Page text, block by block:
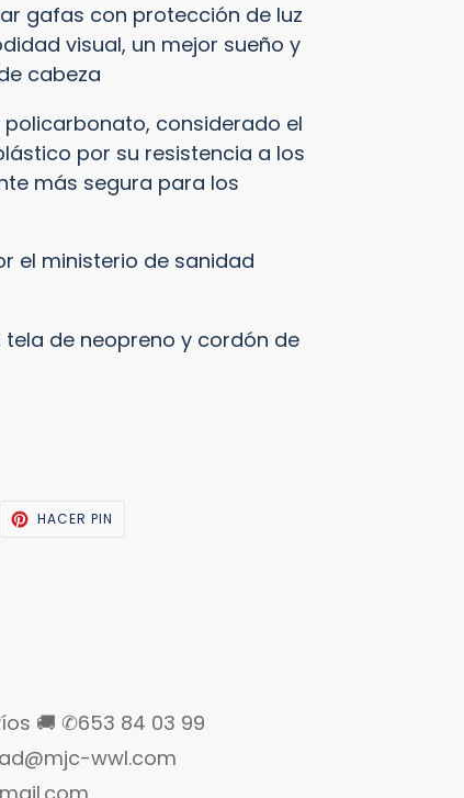
gafas con protección de luz
visual, un mejor sueño y
cabeza
considerado el
por su resistencia a los
más segura para los
el ministerio de sanidad
de neopreno y cordón de
HACER PIN
🚚 ✆653 84 03 99
wwl.com